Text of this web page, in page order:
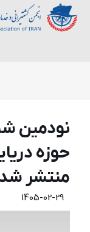
نودمین
حوزه
منتشر
1405-02-29